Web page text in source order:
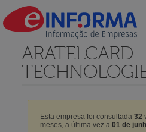
ARATELCARD
Esta empresa foi consultada 32
meses, a última vez a 01 de